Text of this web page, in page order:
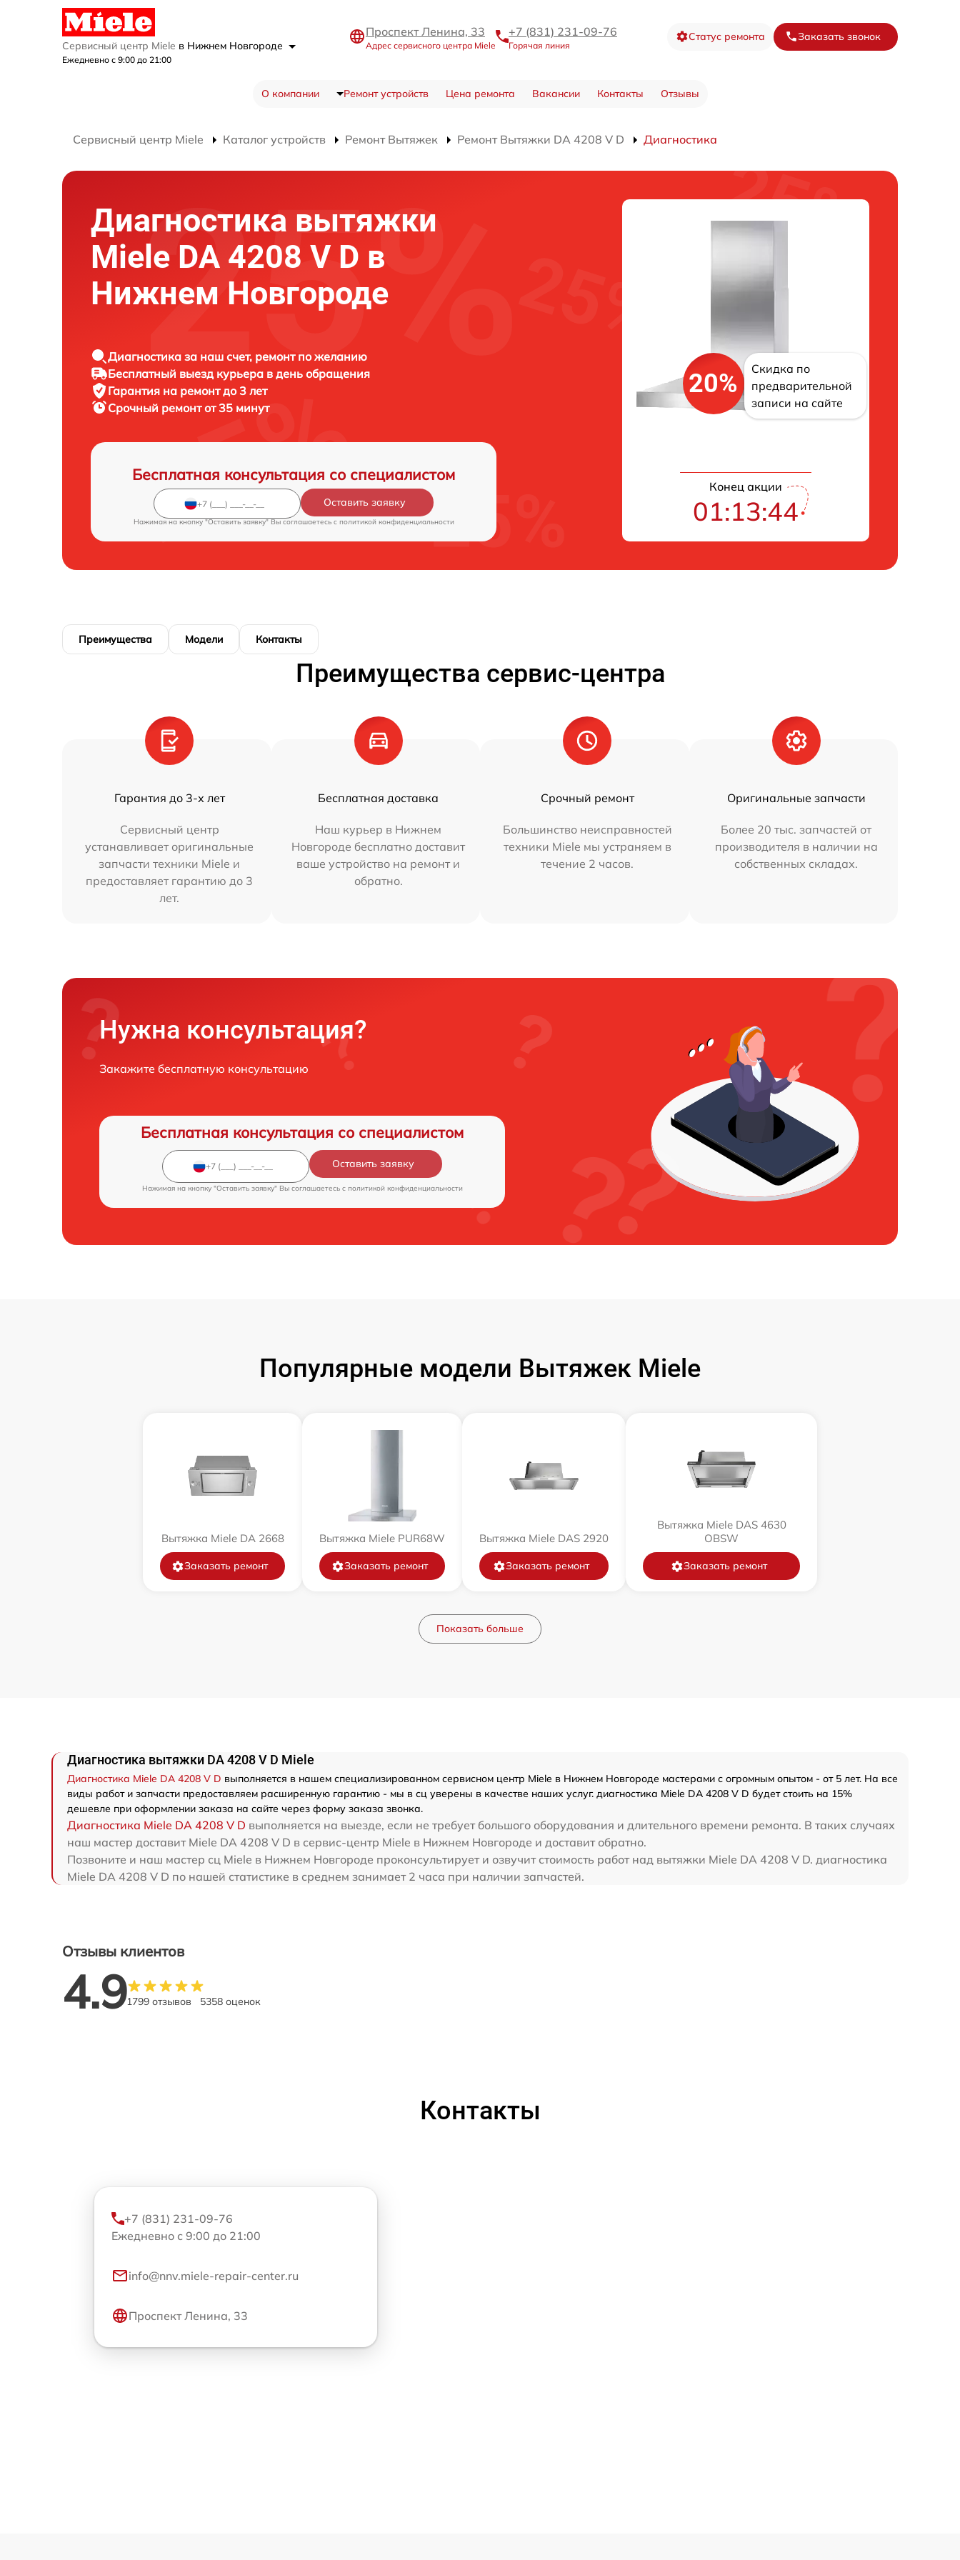
Сервисный центр Miele в Нижнем Новгороде
Ежедневно с 9:00 до 21:00
Проспект Ленина, 33
Адрес сервисного центра Miele
+7 (831) 231-09-76
Горячая линия
Статус ремонта Заказать звонок
О компании Ремонт устройств Цена ремонта Вакансии Контакты Отзывы
Сервисный центр Miele Каталог устройств Ремонт Вытяжек Ремонт Вытяжки DA 4208 V D Диагностика
Диагностика вытяжки
Miele DA 4208 V D в
Нижнем Новгороде
Диагностика за наш счет, ремонт по желанию
Бесплатный выезд курьера в день обращения
Гарантия на ремонт до 3 лет
Срочный ремонт от 35 минут
Бесплатная консультация со специалистом
Оставить заявку
Нажимая на кнопку "Оставить заявку" Вы соглашаетесь c политикой конфиденциальности
20%
Скидка по
предварительной
записи на сайте
Конец акции
01:13:42
Преимущества Модели Контакты
Преимущества сервис-центра
Гарантия до 3-х лет
Сервисный центр
устанавливает оригинальные
запчасти техники Miele и
предоставляет гарантию до 3
лет.
Бесплатная доставка
Наш курьер в Нижнем
Новгороде бесплатно доставит
ваше устройство на ремонт и
обратно.
Срочный ремонт
Большинство неисправностей
техники Miele мы устраняем в
течение 2 часов.
Оригинальные запчасти
Более 20 тыс. запчастей от
производителя в наличии на
собственных складах.
Нужна консультация?
Закажите бесплатную консультацию
Бесплатная консультация со специалистом
Оставить заявку
Нажимая на кнопку "Оставить заявку" Вы соглашаетесь c политикой конфиденциальности
Популярные модели Вытяжек Miele
Вытяжка Miele DA 2668
Заказать ремонт
Вытяжка Miele PUR68W
Заказать ремонт
Вытяжка Miele DAS 2920
Заказать ремонт
Вытяжка Miele DAS 4630
OBSW
Заказать ремонт
Показать больше
Диагностика вытяжки DA 4208 V D Miele
Диагностика Miele DA 4208 V D выполняется в нашем специализированном сервисном центр Miele в Нижнем Новгороде мастерами с огромным опытом - от 5 лет. На все
виды работ и запчасти предоставляем расширенную гарантию - мы в сц уверены в качестве наших услуг. диагностика Miele DA 4208 V D будет стоить на 15%
дешевле при оформлении заказа на сайте через форму заказа звонка.
Диагностика Miele DA 4208 V D выполняется на выезде, если не требует большого оборудования и длительного времени ремонта. В таких случаях
наш мастер доставит Miele DA 4208 V D в сервис-центр Miele в Нижнем Новгороде и доставит обратно.
Позвоните и наш мастер сц Miele в Нижнем Новгороде проконсультирует и озвучит стоимость работ над вытяжки Miele DA 4208 V D. диагностика
Miele DA 4208 V D по нашей статистике в среднем занимает 2 часа при наличии запчастей.
Отзывы клиентов
4.91799 отзывов 5358 оценок
Контакты
+7 (831) 231-09-76
Ежедневно с 9:00 до 21:00
info@nnv.miele-repair-center.ru
Проспект Ленина, 33